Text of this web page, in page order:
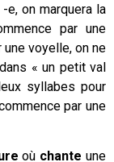
e, on marquera la
par une
voyelle, on ne
« un petit val
syllabes pour
par une
où chante une